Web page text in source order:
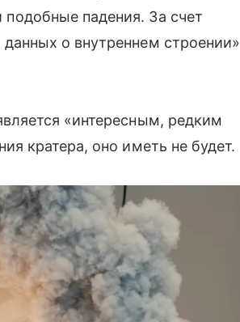
падения. За счет
о внутреннем строении»
«интересным, редким
кратера, оно иметь не будет.